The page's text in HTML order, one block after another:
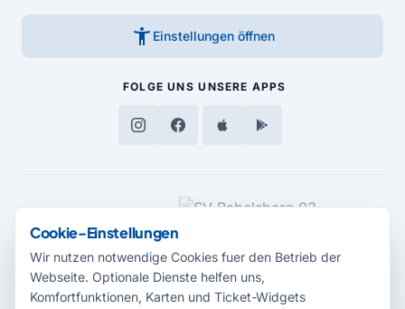
accessibility_new Einstellungen öffnen
FOLGE UNS UNSERE APPS
MEDIENPARTNER
Cookie-Einstellungen
Wir nutzen notwendige Cookies fuer den Betrieb der
Webseite. Optionale Dienste helfen uns,
Komfortfunktionen, Karten und Ticket-Widgets